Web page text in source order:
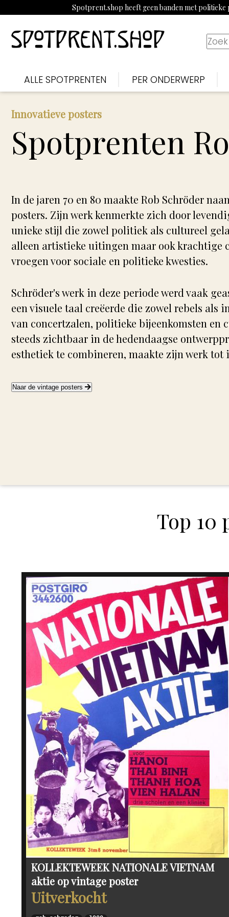
Spotprent.shop heeft geen banden met
ALLE SPOTPRENTEN PER ONDERWERP
Innovatieve posters
Spotprenten
In de jaren 70 en 80 maakte Rob Schröder
posters. Zijn werk kenmerkte zich door
unieke stijl die zowel politiek als cultureel
alleen artistieke uitingen maar ook
vroegen voor sociale en politieke kwesties.
Schröder's werk in deze periode werd vaak
een visuele taal creëerde die zowel rebels als
van concertzalen, politieke bijeenkomsten en
steeds zichtbaar in de hedendaagse
esthetiek te combineren, maakte zijn werk tot
Naar de vintage posters
Top 10
KOLLEKTEWEEK NATIONALE VIETNAM
aktie op vintage poster
Uitverkocht